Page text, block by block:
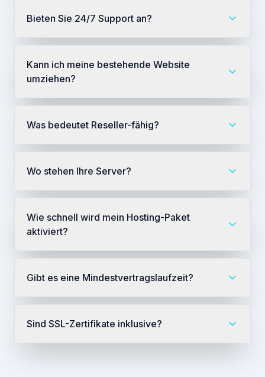
Bieten Sie 24/7 Support an?
Kann ich meine bestehende Website
umziehen?
Was bedeutet Reseller-fähig?
Wo stehen Ihre Server?
Wie schnell wird mein Hosting-Paket
aktiviert?
Gibt es eine Mindestvertragslaufzeit?
Sind SSL-Zertifikate inklusive?